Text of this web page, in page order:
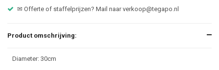
✉ Offerte of staffelprijzen? Mail naarverkoop@tegapo.nl
Product omschrijving:
Diameter: 30cm